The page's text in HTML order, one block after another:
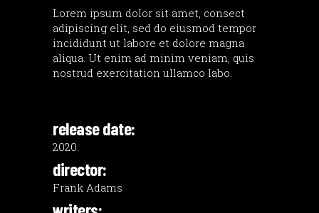
Lorem ipsum dolor sit amet, consect
adipiscing elit, sed do eiusmod tempor
incididunt ut labore et dolore magna
aliqua. Ut enim ad minim veniam, quis
nostrud exercitation ullamco labo.
release date:
2020.
director:
Frank Adams